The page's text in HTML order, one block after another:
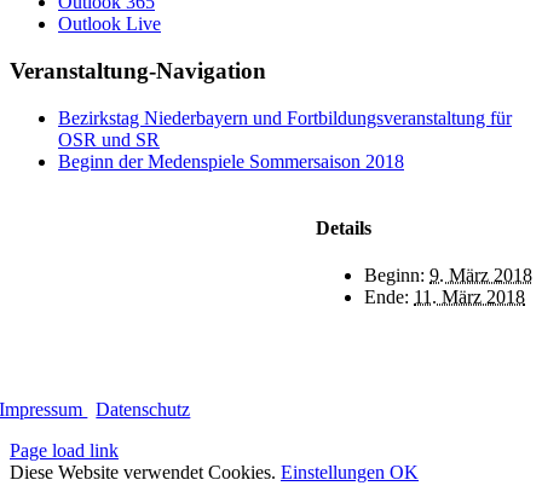
Outlook Live
Veranstaltung-Navigation
Bezirkstag Niederbayern und Fortbildungsveranstaltung für
OSR und SR
Beginn der Medenspiele Sommersaison 2018
Details
Beginn: 9. März 2018
Ende: 11. März 2018
Impressum
Datenschutz
Page load link
Diese Website verwendet Cookies. Einstellungen OK